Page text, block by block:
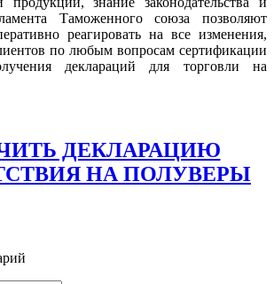
Таможенного союза позволяют
реагировать на все изменения,
по любым вопросам сертификации
деклараций для торговли на
ДЕКЛАРАЦИЮ
НА ПОЛУВЕРЫ